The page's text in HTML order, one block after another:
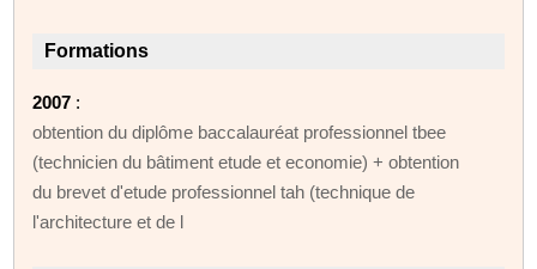
Formations
2007 :
obtention du diplôme baccalauréat professionnel tbee
(technicien du bâtiment etude et economie) + obtention
du brevet d'etude professionnel tah (technique de
l'architecture et de l